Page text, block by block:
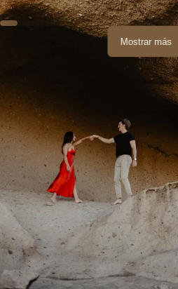
Mostrar más
Después de las fotos en este lugar,
cercana.
Terminamos la
playa de Tajao
Este es un lugar donde puedes sentir
canario.
Pequeño, tranquilo, famoso por los